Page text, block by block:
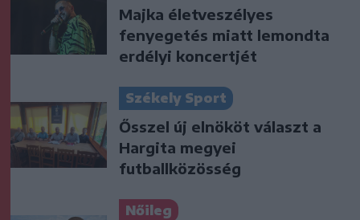
Majka életveszélyes
fenyegetés miatt lemondta
erdélyi koncertjét
Székely Sport
Ősszel új elnököt választ a
Hargita megyei
futballközösség
Nőileg